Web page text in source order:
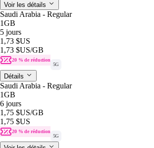
Voir les détails
Saudi Arabia - Regular
1GB
5 jours
1,73 $US
1,73 $US/GB
20 % de réduction
5G
Détails
Saudi Arabia - Regular
1GB
6 jours
1,75 $US/GB
1,75 $US
20 % de réduction
5G